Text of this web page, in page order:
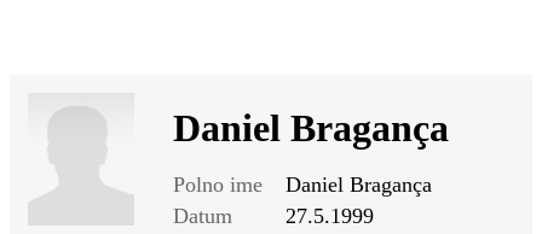
Daniel Bragança
Polno ime
Daniel Bragança
Datum
27.5.1999